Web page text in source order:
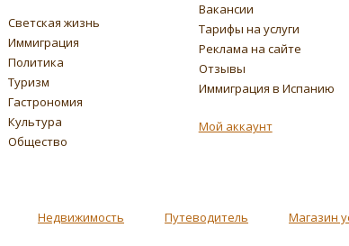
Светская жизнь
Иммиграция
Политика
Туризм
Гастрономия
Культура
Общество
Вакансии
Тарифы на услуги
Реклама на сайте
Отзывы
Иммиграция в Испанию
Мой аккаунт
Недвижимость Путеводитель Магазин